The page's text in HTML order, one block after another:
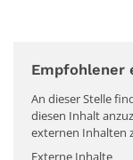
Empfohlener
An dieser Stelle
diesen Inhalt
externen Inhalten
Externe Inhalte